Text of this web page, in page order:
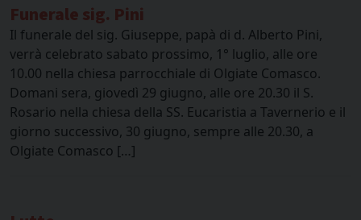
Funerale sig. Pini
Il funerale del sig. Giuseppe, papà di d. Alberto Pini,
verrà celebrato sabato prossimo, 1° luglio, alle ore
10.00 nella chiesa parrocchiale di Olgiate Comasco.
Domani sera, giovedì 29 giugno, alle ore 20.30 il S.
Rosario nella chiesa della SS. Eucaristia a Tavernerio e il
giorno successivo, 30 giugno, sempre alle 20.30, a
Olgiate Comasco […]